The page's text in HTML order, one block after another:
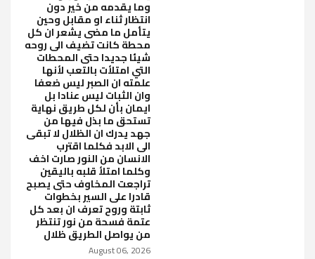
وما يقدمه من خير دون
انتظار ثناء او مقابل وحين
يتأمل ما مضى يشعر ان كل
محطة كانت تضيف الى روحه
شيئا جديدا حتى المحطات
التي امتلأت بالتعب لأنها
علمته ان الصبر ليس ضعفا
وان الثبات ليس عنادا بل
ايمان بأن لكل طريق نهاية
تستحق ما بذل فيها من
جهد يدرك ان الظلال لا تبقى
الى الابد فكلما اقترب
الانسان من النور صارت اخف
وكلما امتلأ قلبه باليقين
تراجعت المخاوف حتى يصبح
قادرا على السير بخطوات
ثابتة وروح تعرف ان بعد كل
عتمة فسحة من نور تنتظر
من يواصل الطريق ظلال
August 06, 2026